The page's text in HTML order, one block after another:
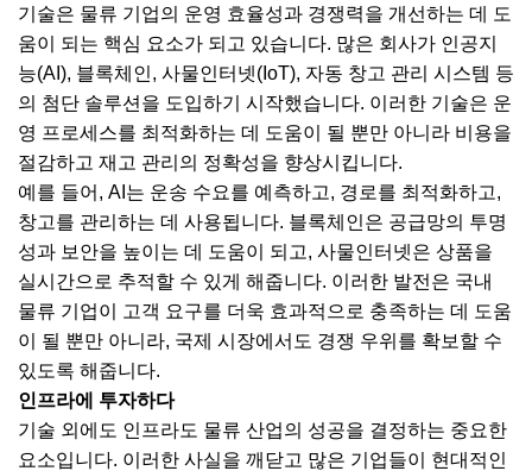
기술은 물류 기업의 운영 효율성과 경쟁력을 개선하는 데 도
움이 되는 핵심 요소가 되고 있습니다. 많은 회사가 인공지
능(AI), 블록체인, 사물인터넷(IoT), 자동 창고 관리 시스템 등
의 첨단 솔루션을 도입하기 시작했습니다. 이러한 기술은 운
영 프로세스를 최적화하는 데 도움이 될 뿐만 아니라 비용을
절감하고 재고 관리의 정확성을 향상시킵니다.
예를 들어, AI는 운송 수요를 예측하고, 경로를 최적화하고,
창고를 관리하는 데 사용됩니다. 블록체인은 공급망의 투명
성과 보안을 높이는 데 도움이 되고, 사물인터넷은 상품을
실시간으로 추적할 수 있게 해줍니다. 이러한 발전은 국내
물류 기업이 고객 요구를 더욱 효과적으로 충족하는 데 도움
이 될 뿐만 아니라, 국제 시장에서도 경쟁 우위를 확보할 수
있도록 해줍니다.
인프라에 투자하다
기술 외에도 인프라도 물류 산업의 성공을 결정하는 중요한
요소입니다. 이러한 사실을 깨닫고 많은 기업들이 현대적인